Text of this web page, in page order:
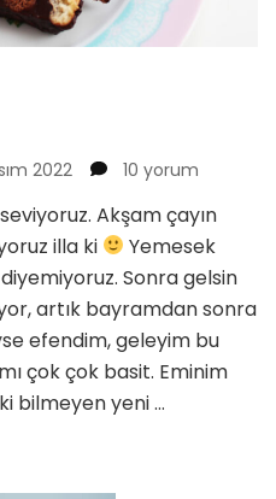
2022
Bisküvili
için
10 yorum
Akşam çayın
illa ki
Yemesek
Sonra gelsin
artık bayramdan sonra
efendim, geleyim bu
çok çok basit. Eminim
bilmeyen yeni …